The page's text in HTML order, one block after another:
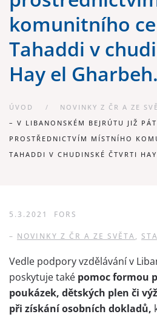
komunitního
Tahaddi v
Hay el Gharbeh.
ÚVOD NOVINKY Z ČR A ZE
– V LIBANONSKÉM BEJRÚTU JIŽ
PROSTŘEDNICTVÍM MÍSTNÍHO
TAHADDI V CHUDINSKÉ ČTVRTI
5.3.2021 FORS
– NOVINKY Z ČR A ZE SVĚTA,
Vedle podpory vzdělávání v
poskytuje také pomoc formou
poukázek, dětských plen či
při získání osobních dokladů,